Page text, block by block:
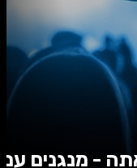
- מנגנים עם